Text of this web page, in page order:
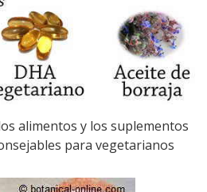
alimentos y los suplementos
para vegetarianos